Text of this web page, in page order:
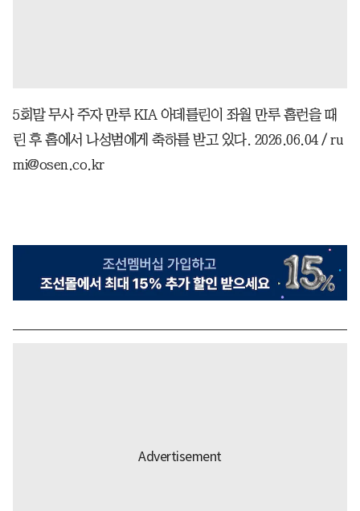
5회말 무사 주자 만루 KIA 아데를린이 좌월 만루 홈런을 때
린 후 홈에서 나성범에게 축하를 받고 있다. 2026.06.04 / ru
mi@osen.co.kr